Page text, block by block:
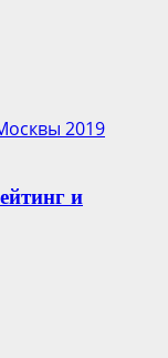
2019
и